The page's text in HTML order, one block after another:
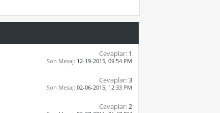
Cevaplar: 1
Son Mesaj: 12-19-2015, 09:54 PM
Cevaplar:3
Son Mesaj: 02-06-2015, 12:33 PM
Cevaplar:2